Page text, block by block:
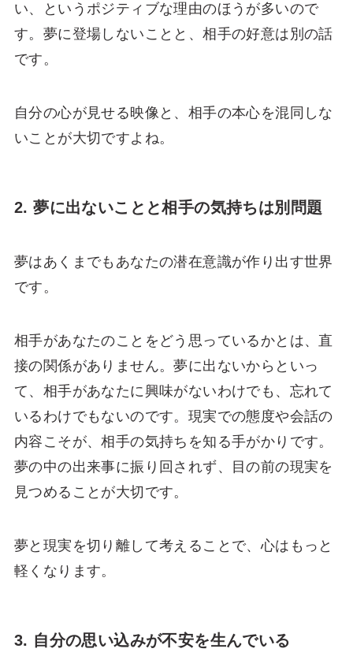
い、というポジティブな理由のほうが多いので
す。夢に登場しないことと、相手の好意は別の話
です。
自分の心が見せる映像と、相手の本心を混同しな
いことが大切ですよね。
2. 夢に出ないことと相手の気持ちは別問題
夢はあくまでもあなたの潜在意識が作り出す世界
です。
相手があなたのことをどう思っているかとは、直
接の関係がありません。夢に出ないからといっ
て、相手があなたに興味がないわけでも、忘れて
いるわけでもないのです。現実での態度や会話の
内容こそが、相手の気持ちを知る手がかりです。
夢の中の出来事に振り回されず、目の前の現実を
見つめることが大切です。
夢と現実を切り離して考えることで、心はもっと
軽くなります。
3. 自分の思い込みが不安を生んでいる